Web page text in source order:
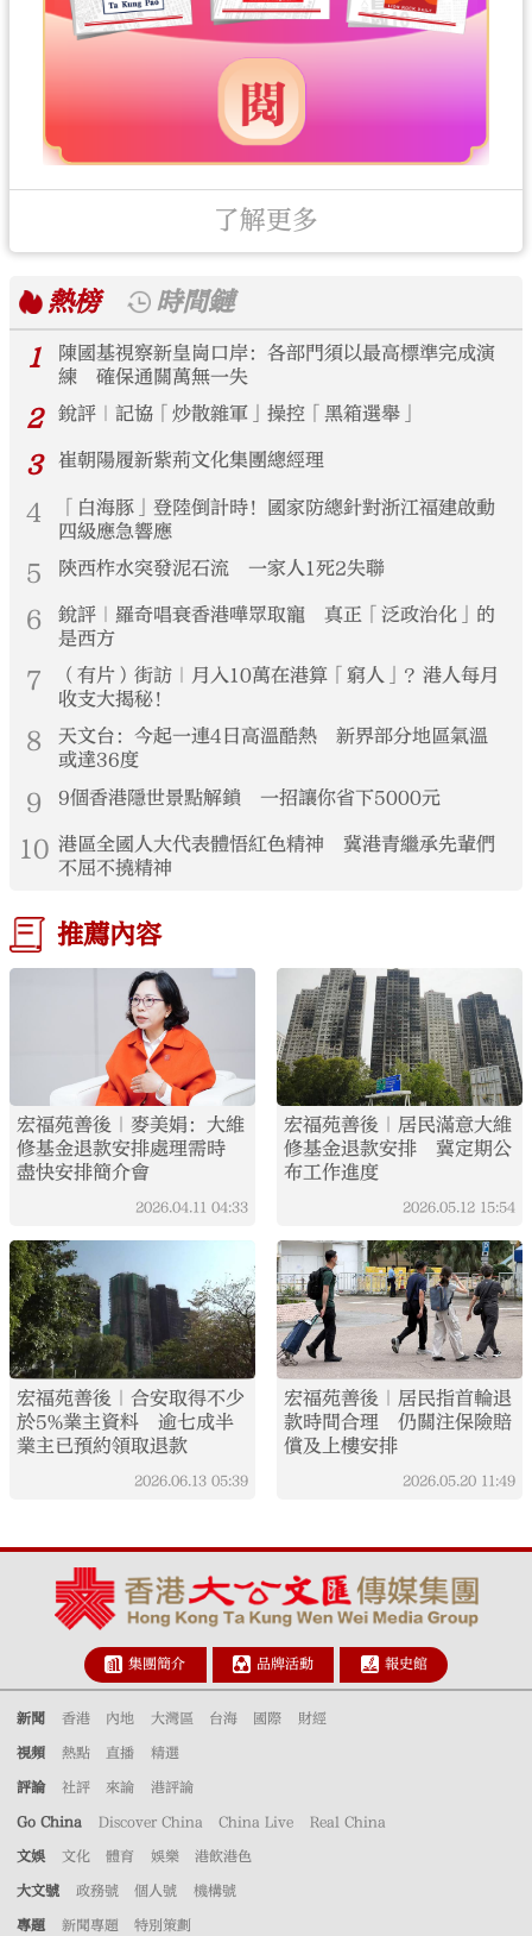
了解更多
熱榜
時間鏈
1
陳國基視察新皇崗口岸：各部門須以最高標準完成演
練 確保通關萬無一失
2 銳評｜記協「炒散雜軍」操控「黑箱選舉」
3 崔朝陽履新紫荊文化集團總經理
4
「白海豚」登陸倒計時！國家防總針對浙江福建啟動
四級應急響應
5 陝西柞水突發泥石流 一家人1死2失聯
6
銳評｜羅奇唱衰香港嘩眾取寵 真正「泛政治化」的
是西方
7
（有片）街訪｜月入10萬在港算「窮人」？港人每月
收支大揭秘！
8
天文台：今起一連4日高溫酷熱 新界部分地區氣溫
或達36度
9 9個香港隱世景點解鎖 一招讓你省下5000元
10 港區全國人大代表體悟紅色精神 冀港青繼承先輩們
不屈不撓精神
推薦內容
宏福苑善後｜麥美娟：大維
修基金退款安排處理需時
盡快安排簡介會
2026.04.11 04:33
宏福苑善後｜居民滿意大維
修基金退款安排 冀定期公
布工作進度
2026.05.12 15:54
宏福苑善後｜合安取得不少
於5%業主資料 逾七成半
業主已預約領取退款
2026.06.13 05:39
宏福苑善後｜居民指首輪退
款時間合理 仍關注保險賠
償及上樓安排
2026.05.20 11:49
集團簡介 品牌活動 報史館
新聞 香港 內地 大灣區 台海 國際 財經
視頻 熱點 直播 精選
評論 社評 來論 港評論
Go China Discover China China Live Real China
文娛 文化 體育 娛樂 港飲港色
大文號 政務號 個人號 機構號
專題 新聞專題 特別策劃